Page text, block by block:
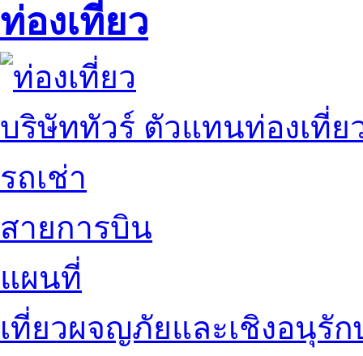
ท่องเที่ยว
บริษัททัวร์ ตัวแทนท่องเที่ย
รถเช่า
สายการบิน
แผนที่
เที่ยวผจญภัยและเชิงอนุรัก